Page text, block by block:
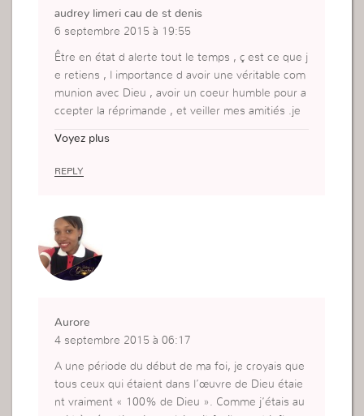
audrey limeri cau de st denis
6 septembre 2015 à 19:55
Être en état d alerte tout le temps , ç est ce que j
e retiens , l importance d avoir une véritable com
munion avec Dieu , avoir un coeur humble pour a
ccepter la réprimande , et veiller mes amitiés .je
e juste à mes propres yeux . Merci madame pour
Voyez plus
REPLY
Aurore
4 septembre 2015 à 06:17
A une période du début de ma foi, je croyais que
tous ceux qui étaient dans l’œuvre de Dieu étaie
nt vraiment « 100% de Dieu ». Comme j’étais au